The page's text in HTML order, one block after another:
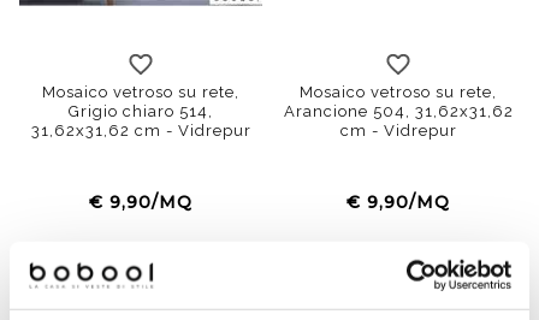
Mosaico vetroso su rete,
Grigio chiaro 514,
31,62x31,62 cm - Vidrepur
€ 9,90/MQ
Mosaico vetroso su rete,
Arancione 504, 31,62x31,62
cm - Vidrepur
€ 9,90/MQ
-73%